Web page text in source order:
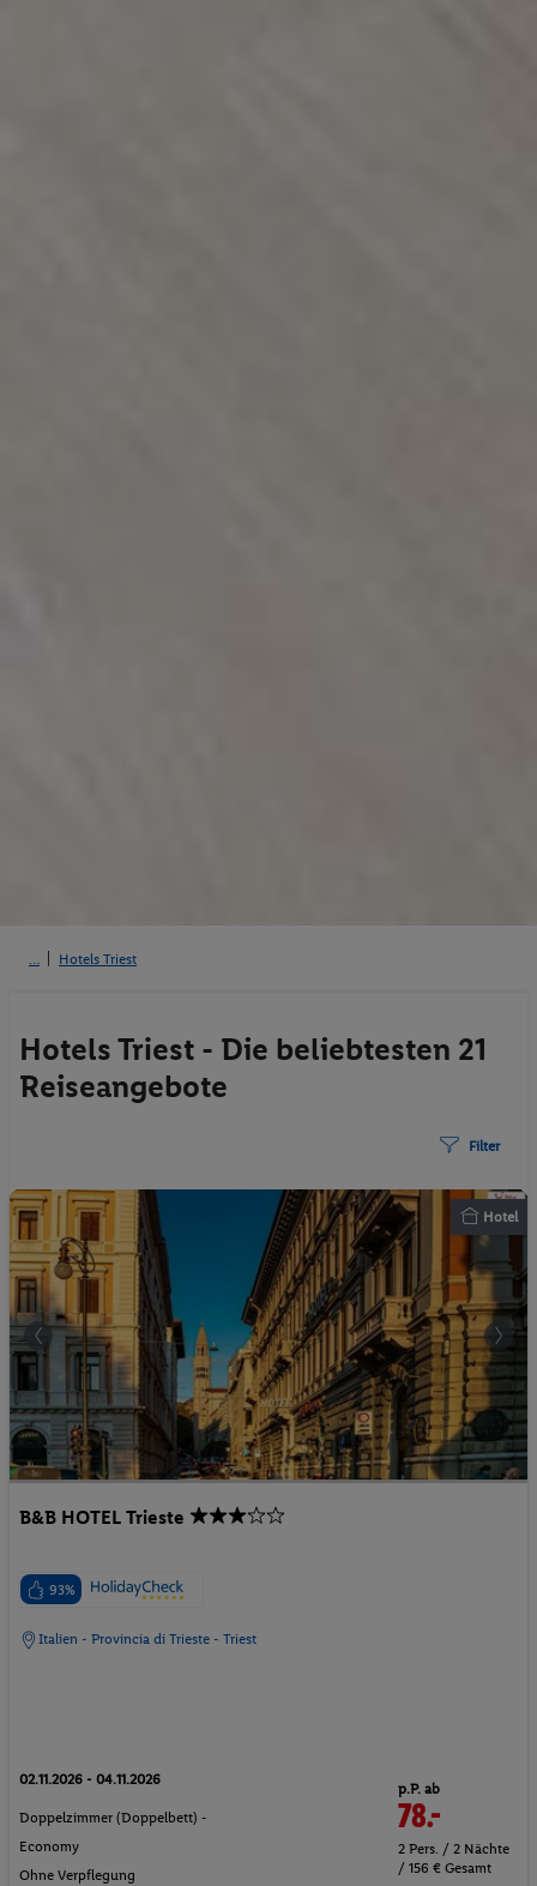
Hotels Triest
Hotels Triest - Die beliebtesten 21
Reiseangebote
Filter
Hotel
B&B HOTEL Trieste
93%
Italien - Provincia di Trieste - Triest
02.11.2026 - 04.11.2026
Doppelzimmer (Doppelbett) -
Economy
Ohne Verpflegung
p.P. ab
78.-
2 Pers. / 2 Nächte
/ 156 € Gesamt